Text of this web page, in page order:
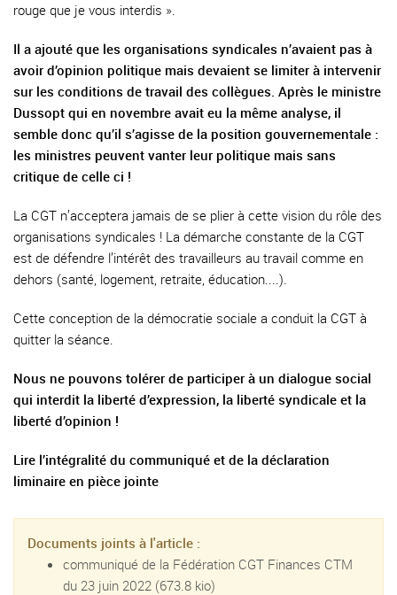
rouge que je vous interdis ».
Il a ajouté que les organisations syndicales n’avaient pas à
avoir d’opinion politique mais devaient se limiter à intervenir
sur les conditions de travail des collègues. Après le ministre
Dussopt qui en novembre avait eu la même analyse, il
semble donc qu’il s’agisse de la position gouvernementale :
les ministres peuvent vanter leur politique mais sans
critique de celle ci !
La CGT n’acceptera jamais de se plier à cette vision du rôle des
organisations syndicales ! La démarche constante de la CGT
est de défendre l’intérêt des travailleurs au travail comme en
dehors (santé, logement, retraite, éducation....).
Cette conception de la démocratie sociale a conduit la CGT à
quitter la séance.
Nous ne pouvons tolérer de participer à un dialogue social
qui interdit la liberté d’expression, la liberté syndicale et la
liberté d’opinion !
Lire l’intégralité du communiqué et de la déclaration
liminaire en pièce jointe
Documents joints à l'article :
communiqué de la Fédération CGT Finances CTM
du 23 juin 2022 (673.8 kio)